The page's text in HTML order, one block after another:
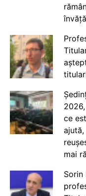
ce
mai
Sorin